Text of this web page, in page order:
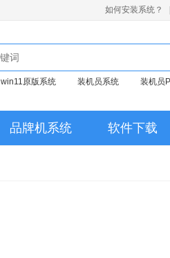
如何安装系统？
win11原版系统 装机员系统 装机员
品牌机系统 软件下载